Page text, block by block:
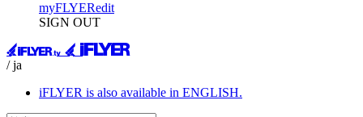
myFLYERedit
SIGN OUT
/ ja
iFLYER is also available in ENGLISH.